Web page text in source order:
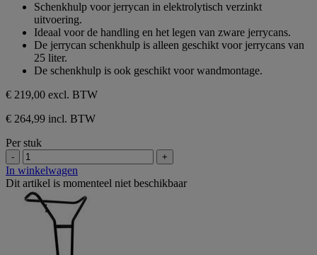
beoordeling
sterren.
beoordeling
Schenkhulp voor jerrycan in elektrolytisch verzinkt
uitvoering.
Ideaal voor de handling en het legen van zware jerrycans.
De jerrycan schenkhulp is alleen geschikt voor jerrycans van
25 liter.
De schenkhulp is ook geschikt voor wandmontage.
€ 219,00 excl. BTW
€ 264,99 incl. BTW
Per stuk
- +
In winkelwagen
Dit artikel is momenteel niet beschikbaar